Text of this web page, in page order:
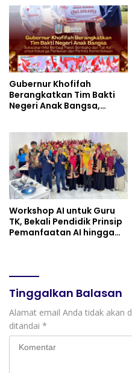
dan Inovasi Pembelajaran
Gubernur Khofifah
Berangkatkan Tim Bakti
Negeri Anak Bangsa,
dan Perintis Kemerdekaan
Workshop AI untuk Guru
TK, Bekali Pendidik Prinsip
Pemanfaatan AI hingga
Tinggalkan Balasan
Alamat email Anda tidak akan
ditandai *